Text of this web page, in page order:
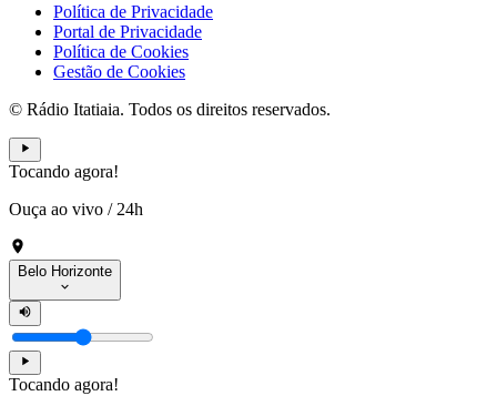
Política de Privacidade
Portal de Privacidade
Política de Cookies
Gestão de Cookies
© Rádio Itatiaia. Todos os direitos reservados.
Tocando agora!
Ouça ao vivo / 24h
Belo Horizonte
Tocando agora!